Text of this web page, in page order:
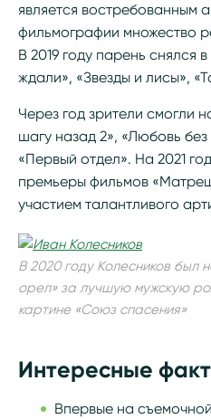
является востребованным
фильмографии множество
В 2019 году парень снялся
ждали», «Звезды и лисы»,
Через год зрители смогли
шагу назад 2», «Любовь
«Первый отдел». На 2021
премьеры фильмов
участием талантливого
В 2020 году Колесников был
орел» за лучшую мужскую
картине «Союз спасения»
Интересные
Впервые на